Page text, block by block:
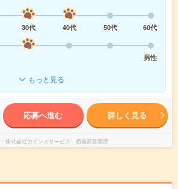
30代 40代 50代
60代
男性
もっと見る
応募へ進む 詳しく見る
株式会社カインズサービス 相模原営業所